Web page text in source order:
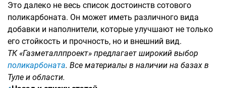
Это далеко не весь список достоинств сотового
поликарбоната. Он может иметь различного вида
добавки и наполнители, которые улучшают не только
его стойкость и прочность, но и внешний вид.
ТК «Газметаллпроект» предлагает широкий выбор
поликарбоната. Все материалы в наличии на базах в
Туле и области.